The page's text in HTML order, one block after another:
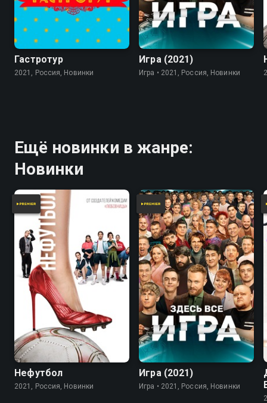
Гастротур
2021, Россия, Новинки
7.8
Игра (2021)
Игра • 2021, Россия, Новинки
Ещё новинки в жанре:
Новинки
Нефутбол
2021, Россия, Новинки
7.8
Игра (2021)
Игра • 2021, Россия, Новинки